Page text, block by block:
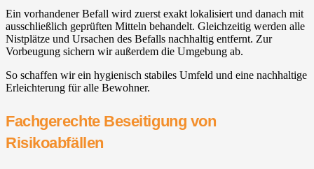
Ein vorhandener Befall wird zuerst exakt lokalisiert und danach mit
ausschließlich geprüften Mitteln behandelt. Gleichzeitig werden alle
Nistplätze und Ursachen des Befalls nachhaltig entfernt. Zur
Vorbeugung sichern wir außerdem die Umgebung ab.
So schaffen wir ein hygienisch stabiles Umfeld und eine nachhaltige
Erleichterung für alle Bewohner.
Fachgerechte Beseitigung von
Risikoabfällen